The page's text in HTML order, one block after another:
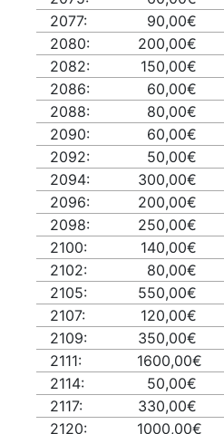
2077:
90,00€
2080:
200,00€
2082:
150,00€
2086:
60,00€
2088:
80,00€
2090:
60,00€
2092:
50,00€
2094:
300,00€
2096:
200,00€
2098:
250,00€
2100:
140,00€
2102:
80,00€
2105:
550,00€
2107:
120,00€
2109:
350,00€
2111:
1600,00€
2114:
50,00€
2117:
330,00€
2120:
1000,00€